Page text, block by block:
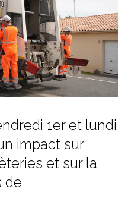
1er et lundi
impact sur
et sur la
de